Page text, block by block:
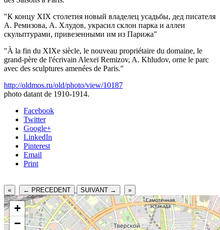
"К концу XIX столетия новый владелец усадьбы, дед писателя
А. Ремизова, А. Хлудов, украсил склон парка и аллеи
скульптурами, привезенными им из Парижа"
"À la fin du XIXe siècle, le nouveau propriétaire du domaine, le
grand-père de l'écrivain Alexeï Remizov, A. Khludov, orne le parc
avec des sculptures amenées de Paris."
http://oldmos.ru/old/photo/view/10187
photo datant de 1910-1914.
Facebook
Twitter
Google+
LinkedIn
Pinterest
Email
Print
« ← PRECEDENT SUIVANT → »
+
−